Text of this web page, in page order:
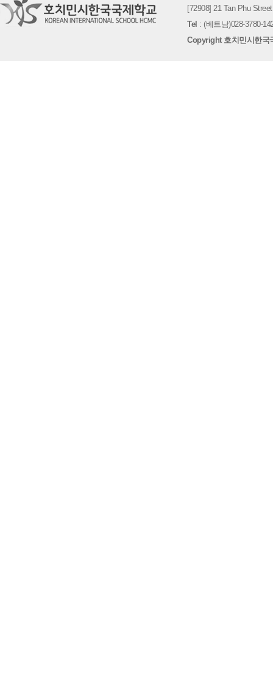
[72908] 21 Tan Phu
Tel : (베트남)028-3780-
Copyright 호치민시한국